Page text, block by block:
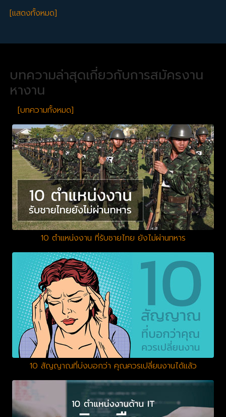
[แสดงทั้งหมด]
บทความล่าสุดเกี่ยวกับการสมัครงาน
หางาน
[บทความทั้งหมด]
10 ตำแหน่งงาน ที่รับชายไทย ยังไม่ผ่านทหาร
10 สัญญาณที่บ่งบอกว่า คุณควรเปลี่ยนงานได้แล้ว